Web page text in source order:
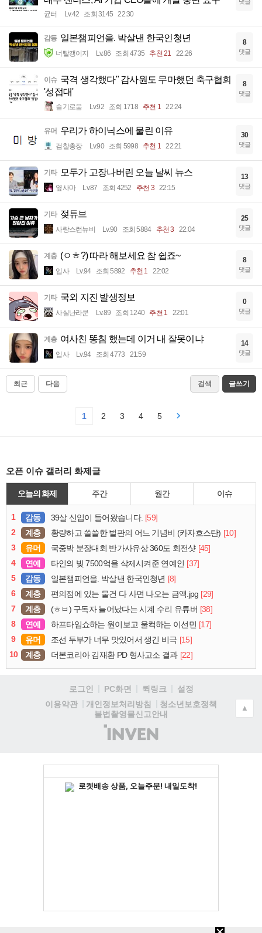
균터 Lv.42 조회 3145 22:30
감동 일본챔피언을. 박살낸 한국인청년
너빨갱이지 Lv.86 조회 4735 추천 21 22:26
8
댓글
이슈 국격 생각했다" 감사원도 무마했던 축구협회
'성접대'
슬기로움 Lv.92 조회 1718 추천 1 22:24
8
댓글
유머 우리가 하이닉스에 물린 이유
검찰총장 Lv.90 조회 5998 추천 1 22:21
30
댓글
기타 모두가 고장나버린 오늘 날씨 뉴스
옆사마 Lv.87 조회 4252 추천 3 22:15
13
댓글
기타 젖튜브
사랑스런뉴비 Lv.90 조회 5884 추천 3 22:04
25
댓글
계층 (ㅇㅎ?) 따라 해보세요 참 쉽죠~
입사 Lv.94 조회 5892 추천 1 22:02
8
댓글
기타 국외 지진 발생정보
사실난라쿤 Lv.89 조회 1240 추천 1 22:01
0
댓글
계층 여사친 똥침 했는데 이거 내 잘못이냐
입사 Lv.94 조회 4773 21:59
14
댓글
최근 다음 검색 글쓰기
1 2 3 4 5
오픈 이슈 갤러리 화제글
오늘의 화제 주간 월간 이슈
1 감동 39살 신입이 들어왔습니다. [59]
2
계층 황량하고 쓸쓸한 벌판의 어느 기념비 (카자흐스탄) [10]
3
유머 국중박 분장대회 반가사유상 360도 회전샷 [45]
4
연예 타인의 빚 7500억을 삭제시켜준 연예인 [37]
5
감동 일본챔피언을. 박살낸 한국인청년 [8]
6
계층 편의점에 있는 물건 다 사면 나오는 금액.jpg [29]
7
계층 (ㅎㅂ) 구독자 늘어났다는 시계 수리 유튜버 [38]
8
연예 하프타임쇼하는 원이보고 울컥하는 이선민 [17]
9
유머 조선 두부가 너무 맛있어서 생긴 비극 [15]
10
계층 더본코리아 김재환 PD 형사고소 결과 [22]
로그인 PC화면 퀵링크
설정
이용약관
개인정보처리방침
청소년보호정책
불법촬영물신고안내
(주)
인
▲